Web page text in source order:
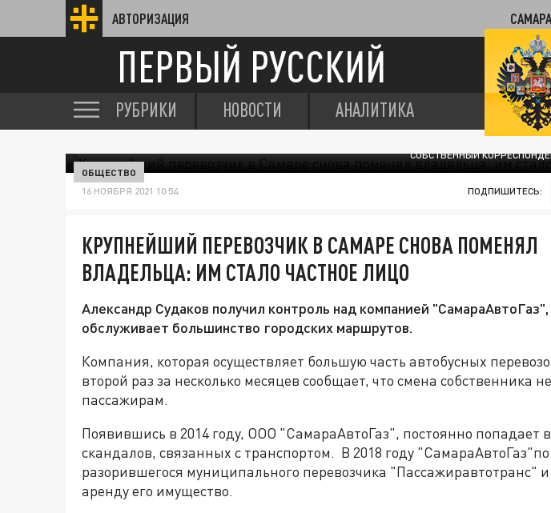
АВТОРИЗАЦИЯ САМАРА
ПЕРВЫЙ РУССКИЙ
РУБРИКИ НОВОСТИ АНАЛИТИКА
СОБСТВЕННЫЙ
ОБЩЕСТВО
16 НОЯБРЯ 2021 10:54 ПОДПИШИТЕСЬ:
КРУПНЕЙШИЙ ПЕРЕВОЗЧИК В САМАРЕ СНОВА ПОМЕНЯЛ
ВЛАДЕЛЬЦА: ИМ СТАЛО ЧАСТНОЕ ЛИЦО
Александр Судаков получил контроль над компанией
обслуживает большинство городских маршрутов.
Компания, которая осуществляет большую часть автобусных
второй раз за несколько месяцев сообщает, что смена собственника
пассажирам.
Появившись в 2014 году, ООО "СамараАвтоГаз", постоянно попадает
скандалов, связанных с транспортом. В 2018 году
разорившегося муниципального перевозчика "Пассажиравтотранс"
аренду его имущество.